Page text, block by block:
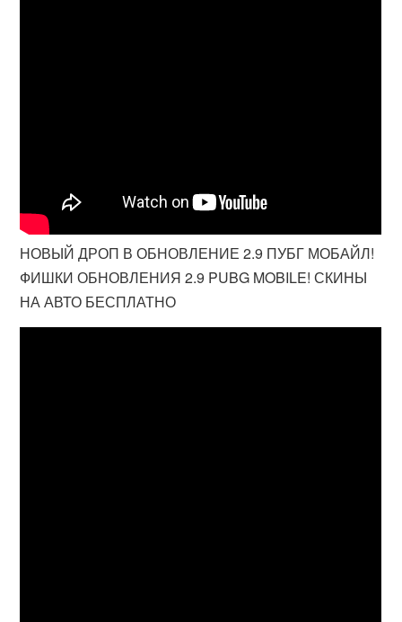
НОВЫЙ ДРОП В ОБНОВЛЕНИЕ 2.9 ПУБГ МОБАЙЛ!
ФИШКИ ОБНОВЛЕНИЯ 2.9 PUBG MOBILE! СКИНЫ
НА АВТО БЕСПЛАТНО